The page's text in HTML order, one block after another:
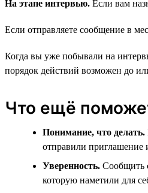
На этапе интервью. Если вам
Если отправляете сообщение в
Когда вы уже побывали на
порядок действий возможен до
Что ещё
Понимание, что делать.
отправили приглашение
Уверенность. Сообщить
которую наметили для